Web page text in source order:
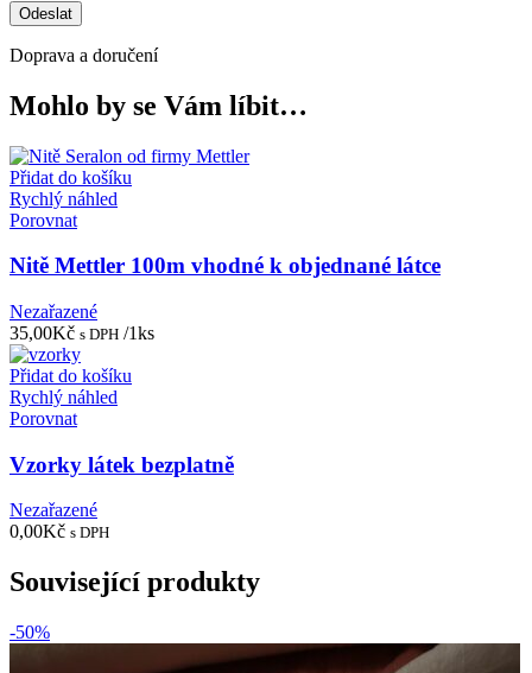
Doprava a doručení
Mohlo by se Vám líbit…
Přidat do košíku
Rychlý náhled
Porovnat
Nitě Mettler 100m vhodné k objednané látce
Nezařazené
35,00Kč s DPH /1ks
Přidat do košíku
Rychlý náhled
Porovnat
Vzorky látek bezplatně
Nezařazené
0,00Kč s DPH
Související produkty
-50%